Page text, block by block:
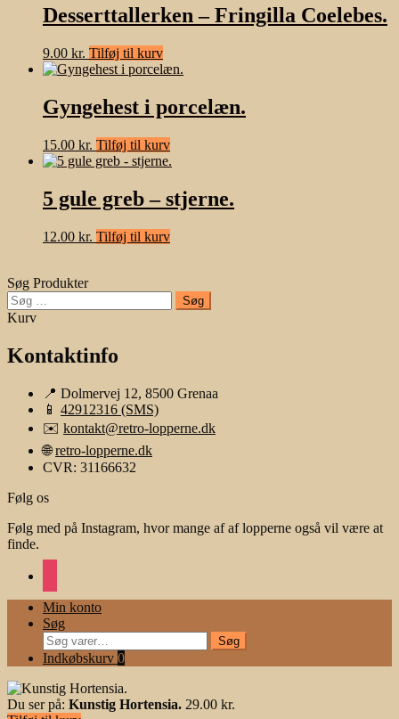
Desserttallerken – Fringilla Coelebes.
9.00 kr. Tilføj til kurv
Gyngehest i porcelæn.
15.00 kr. Tilføj til kurv
5 gule greb – stjerne.
12.00 kr. Tilføj til kurv
Søg Produkter
Søg
efter:
Kurv
Kontaktinfo
📍 Dolmervej 12, 8500 Grenaa
📱 42912316 (SMS)
✉️ kontakt@retro-lopperne.dk
🌐retro-lopperne.dk
CVR: 31166632
Følg os
Følg med på Instagram, hvor mange af af lopperne også vil være at
finde.
Min konto
Søg
Søg
efter:
Søg
Indkøbskurv 0
Du ser på: Kunstig Hortensia. 29.00 kr.